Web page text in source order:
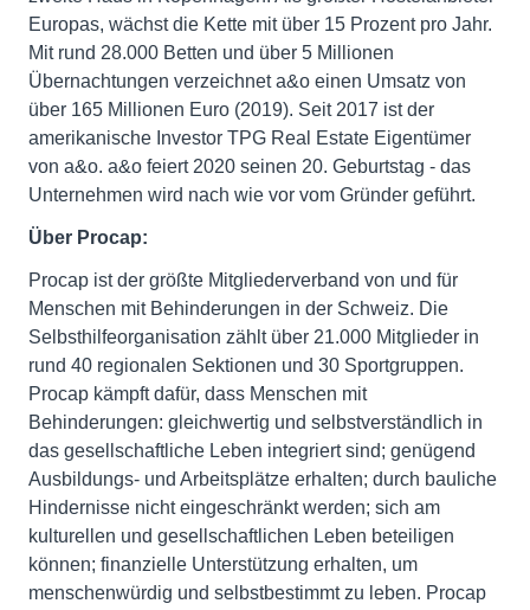
Europas, wächst die Kette mit über 15 Prozent pro Jahr.
Mit rund 28.000 Betten und über 5 Millionen
Übernachtungen verzeichnet a&o einen Umsatz von
über 165 Millionen Euro (2019). Seit 2017 ist der
amerikanische Investor TPG Real Estate Eigentümer
von a&o. a&o feiert 2020 seinen 20. Geburtstag - das
Unternehmen wird nach wie vor vom Gründer geführt.
Über Procap:
Procap ist der größte Mitgliederverband von und für
Menschen mit Behinderungen in der Schweiz. Die
Selbsthilfeorganisation zählt über 21.000 Mitglieder in
rund 40 regionalen Sektionen und 30 Sportgruppen.
Procap kämpft dafür, dass Menschen mit
Behinderungen: gleichwertig und selbstverständlich in
das gesellschaftliche Leben integriert sind; genügend
Ausbildungs- und Arbeitsplätze erhalten; durch bauliche
Hindernisse nicht eingeschränkt werden; sich am
kulturellen und gesellschaftlichen Leben beteiligen
können; finanzielle Unterstützung erhalten, um
menschenwürdig und selbstbestimmt zu leben. Procap